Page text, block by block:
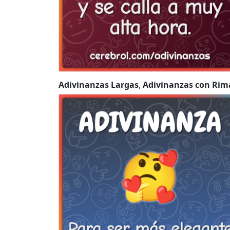
Adivinanzas Largas, Adivinanzas con